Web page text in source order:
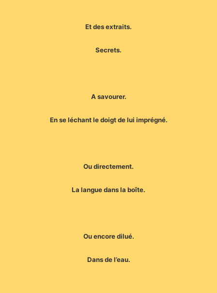
Et des extraits.
Secrets.
A savourer.
En se léchant le doigt de lui imprégné.
Ou directement.
La langue dans la boîte.
Ou encore dilué.
Dans de l’eau.